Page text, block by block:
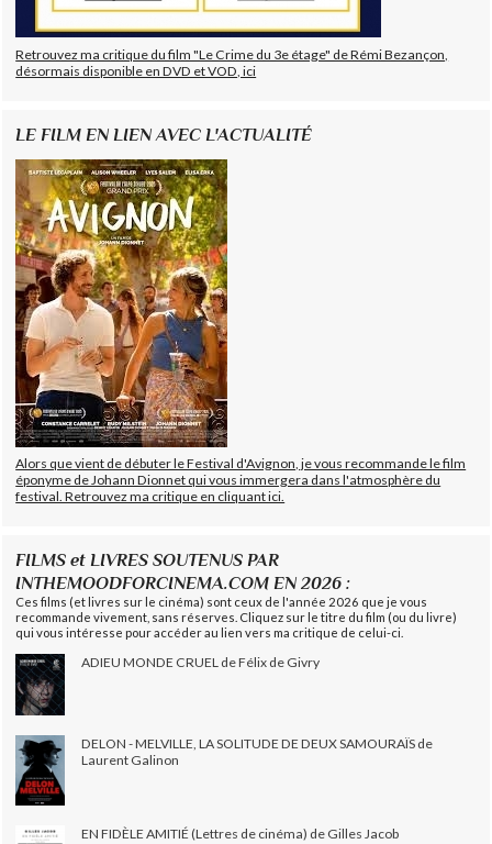
Retrouvez ma critique du film "Le Crime du 3e étage" de Rémi Bezançon,
désormais disponible en DVD et VOD, ici
LE FILM EN LIEN AVEC L'ACTUALITÉ
Alors que vient de débuter le Festival d'Avignon, je vous recommande le film
éponyme de Johann Dionnet qui vous immergera dans l'atmosphère du
festival. Retrouvez ma critique en cliquant ici.
FILMS et LIVRES SOUTENUS PAR
INTHEMOODFORCINEMA.COM EN 2026 :
Ces films (et livres sur le cinéma) sont ceux de l'année 2026 que je vous
recommande vivement, sans réserves. Cliquez sur le titre du film (ou du livre)
qui vous intéresse pour accéder au lien vers ma critique de celui-ci.
ADIEU MONDE CRUEL de Félix de Givry
DELON - MELVILLE, LA SOLITUDE DE DEUX SAMOURAÏS de
Laurent Galinon
EN FIDÈLE AMITIÉ (Lettres de cinéma) de Gilles Jacob